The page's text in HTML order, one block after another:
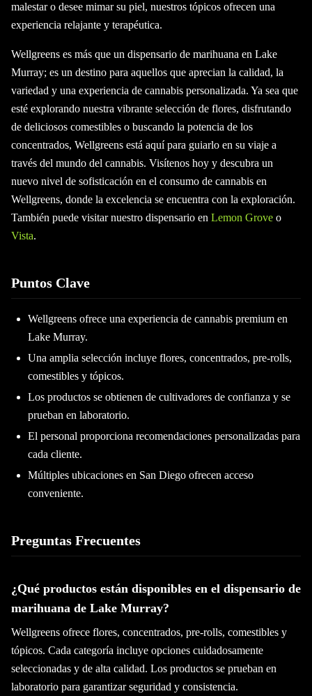
malestar o desee mimar su piel, nuestros tópicos ofrecen una
experiencia relajante y terapéutica.
Wellgreens es más que un dispensario de marihuana en Lake
Murray; es un destino para aquellos que aprecian la calidad, la
variedad y una experiencia de cannabis personalizada. Ya sea que
esté explorando nuestra vibrante selección de flores, disfrutando
de deliciosos comestibles o buscando la potencia de los
concentrados, Wellgreens está aquí para guiarlo en su viaje a
través del mundo del cannabis. Visítenos hoy y descubra un
nuevo nivel de sofisticación en el consumo de cannabis en
Wellgreens, donde la excelencia se encuentra con la exploración.
También puede visitar nuestro dispensario en Lemon Grove o
Vista.
Puntos Clave
Wellgreens ofrece una experiencia de cannabis premium en
Lake Murray.
Una amplia selección incluye flores, concentrados, pre-rolls,
comestibles y tópicos.
Los productos se obtienen de cultivadores de confianza y se
prueban en laboratorio.
El personal proporciona recomendaciones personalizadas para
cada cliente.
Múltiples ubicaciones en San Diego ofrecen acceso
conveniente.
Preguntas Frecuentes
¿Qué productos están disponibles en el dispensario de
marihuana de Lake Murray?
Wellgreens ofrece flores, concentrados, pre-rolls, comestibles y
tópicos. Cada categoría incluye opciones cuidadosamente
seleccionadas y de alta calidad. Los productos se prueban en
laboratorio para garantizar seguridad y consistencia.